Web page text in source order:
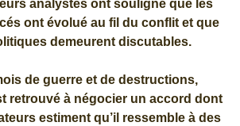
analystes ont souligné que les
ont évolué au fil du conflit et que
demeurent discutables.
de guerre et de destructions,
retrouvé à négocier un accord dont
estiment qu’il ressemble à des